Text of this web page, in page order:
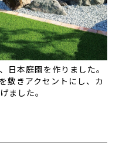
日本庭園を作りました。
敷きアクセントにし、カ
ました。